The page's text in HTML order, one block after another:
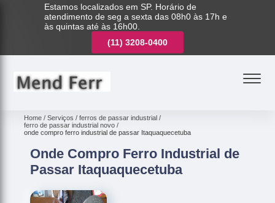
Estamos localizados em SP. Horário de
atendimento de seg a sexta das 08h0 às 17h e
às quintas até às 16h00.
(11) 3208-0400
Home Serviços
ferros de passar industrial
ferro de passar industrial novo
onde compro ferro industrial de passar Itaquaquecetuba
Onde Compro Ferro Industrial de
Passar Itaquaquecetuba